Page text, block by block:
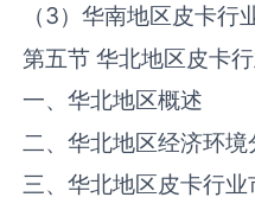
（3）华南地区‌‌皮卡‌‌‌行
第五节 华北地区‌‌皮卡‌‌‌
一、华北地区概述
二、华北地区经济环境
三、华北地区‌‌皮卡‌‌‌行业